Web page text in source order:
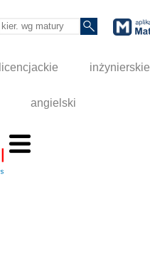
licencjackie inżynierskie
angielski